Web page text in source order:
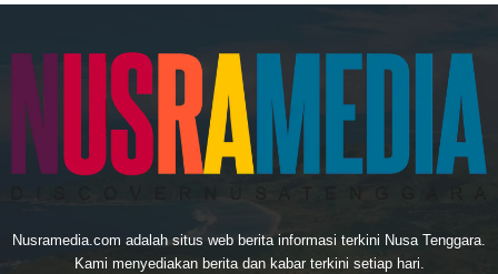
Nusramedia.com adalah situs web berita informasi terkini Nusa Tenggara.
Kami menyediakan berita dan kabar terkini setiap hari.